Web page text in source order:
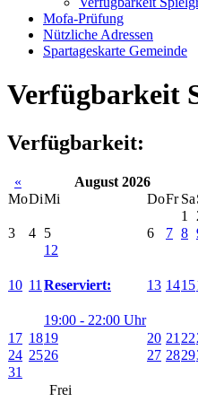
Mofa-Prüfung
Nützliche Adressen
Spartageskarte Gemeinde
Verfügbarkeit
Verfügbarkeit:
« August 2026
MoDiMi DoFr Sa
1
3
4 5 6 7 8
10 11
12
Reserviert:
19:00 - 22:00 Uhr
13 1415
17 1819 20 21 22
24 2526 27 2829
31
Frei